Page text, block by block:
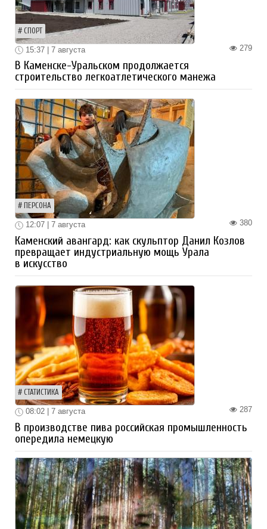
СПОРТ
279
15:37 | 7 августа
В Каменске-Уральском продолжается
строительство легкоатлетического манежа
ПЕРСОНА
380
12:07 | 7 августа
Каменский авангард: как скульптор Данил Козлов
превращает индустриальную мощь Урала
в искусство
СТАТИСТИКА
287
08:02 | 7 августа
В производстве пива российская промышленность
опередила немецкую